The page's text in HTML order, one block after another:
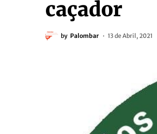
caçador
by Palombar 13 de Abril, 2021